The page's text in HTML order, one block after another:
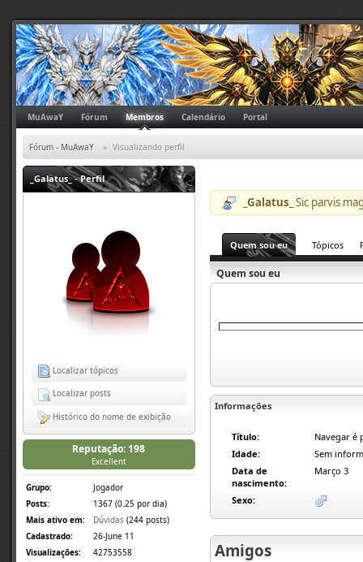
MuAwaY Fórum Membros Calendário Portal
Fórum - MuAwaY » Visualizando perfil
_Galatus_- Perfil
Localizar tópicos
Localizar posts
Histórico do nome de exibição
Reputação: 198
Excellent
Grupo:
Jogador
Posts:
1367 (0.25 por dia)
Mais ativo em:
Dúvidas(244 posts)
Cadastrado:
26-June 11
Visualizações:
42753558
_Galatus_ Sic parvis
Quem sou eu Tópicos
Quem sou eu
Informações
Título:
Navegar é
Idade:
Sem
Data de
nascimento:
Março 3
Sexo:
Amigos